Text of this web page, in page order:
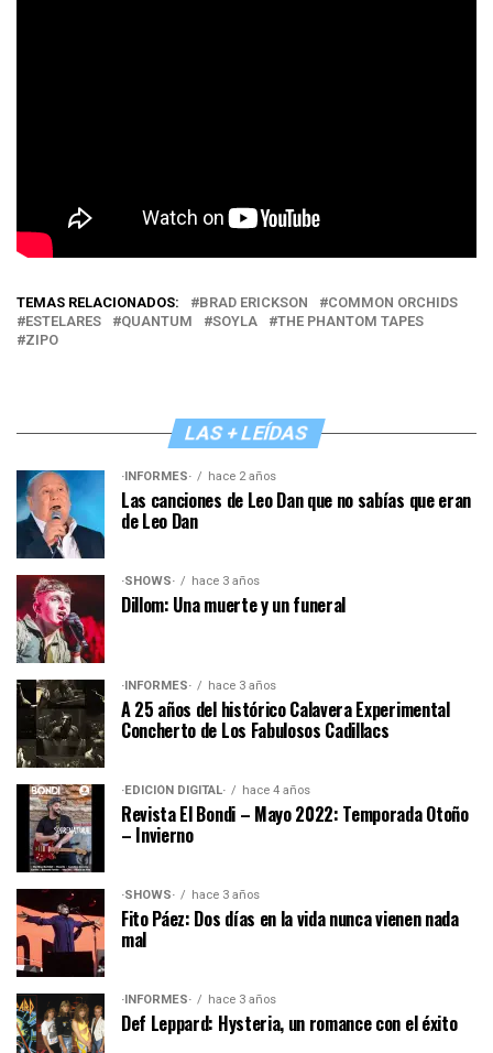
TEMAS RELACIONADOS: BRAD ERICKSON
COMMON ORCHIDS
ESTELARES
QUANTUM SOYLA
THE PHANTOM TAPES
ZIPO
LAS + LEÍDAS
·INFORMES· hace 2 años
Las canciones de Leo Dan que no sabías que eran
de Leo Dan
·SHOWS· hace 3 años
Dillom: Una muerte y un funeral
·INFORMES· hace 3 años
A 25 años del histórico Calavera Experimental
Concherto de Los Fabulosos Cadillacs
·EDICIÓN DIGITAL· hace 4 años
Revista El Bondi – Mayo 2022: Temporada Otoño
– Invierno
·SHOWS· hace 3 años
Fito Páez: Dos días en la vida nunca vienen nada
mal
·INFORMES· hace 3 años
Def Leppard: Hysteria, un romance con el éxito